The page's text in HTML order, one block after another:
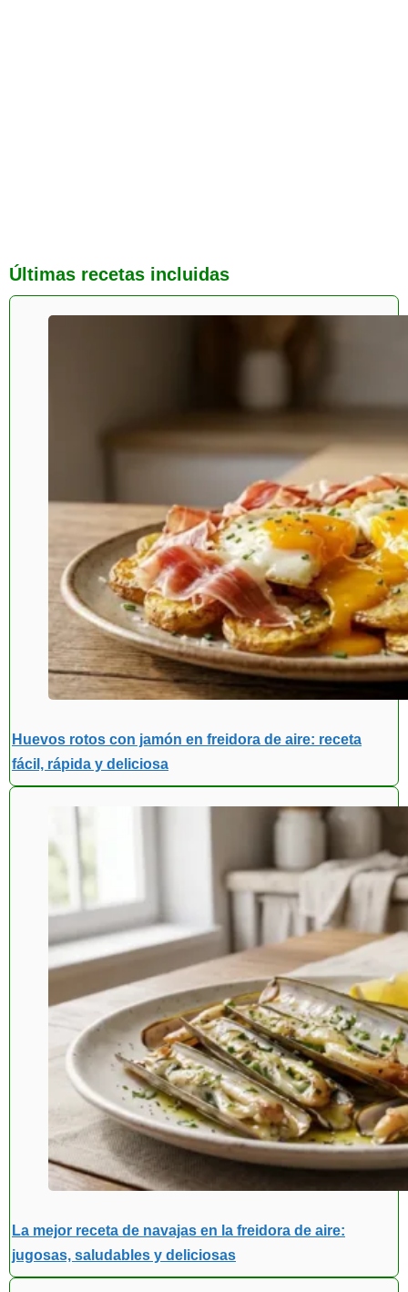
Últimas recetas incluidas
Huevos rotos con jamón en freidora de aire: receta
fácil, rápida y deliciosa
La mejor receta de navajas en la freidora de aire:
jugosas, saludables y deliciosas